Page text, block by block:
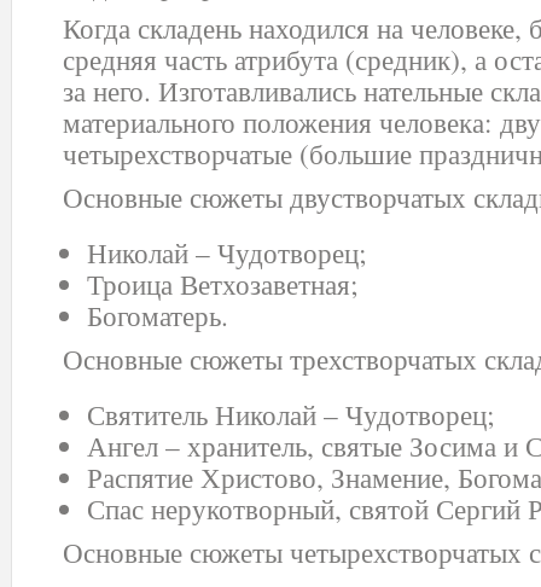
Когда складень находился на человеке,
средняя часть атрибута (средник), а
за него. Изготавливались нательные
материального положения человека:
четырехстворчатые (большие
Основные сюжеты двустворчатых
Николай – Чудотворец;
Троица Ветхозаветная;
Богоматерь.
Основные сюжеты трехстворчатых
Святитель Николай – Чудотворец;
Ангел – хранитель, святые Зосима и
Распятие Христово, Знамение,
Спас нерукотворный, святой Сергий
Основные сюжеты четырехстворчатых